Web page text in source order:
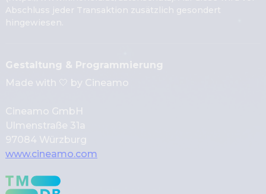
Abschluss jeder Transaktion zusätzlich gesondert
hingewiesen.
Gestaltung & Programmierung
Made with 🤍 by Cineamo
Cineamo GmbH
Ulmenstraße 31a
97084 Würzburg
www.cineamo.com